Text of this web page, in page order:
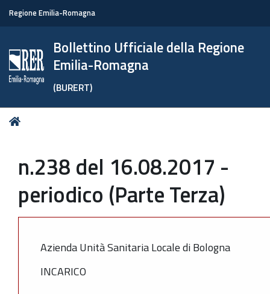
Regione Emilia-Romagna
Bollettino Ufficiale della Regione
Emilia-Romagna
(BURERT)
Tu
n.238 del 16.08.2017 -
periodico (Parte Terza)
Azienda Unità Sanitaria Locale di Bologna
INCARICO